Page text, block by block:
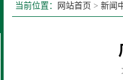
当前位置： 网站首页 > 新闻